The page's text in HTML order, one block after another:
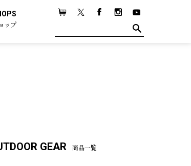
ップ
GEAR 商品一覧